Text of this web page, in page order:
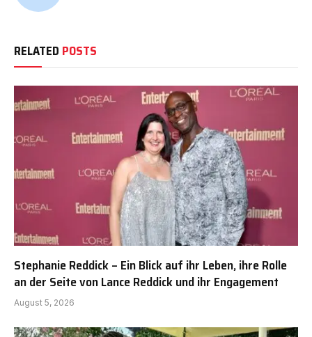
RELATED POSTS
Stephanie Reddick – Ein Blick auf ihr Leben, ihre Rolle
an der Seite von Lance Reddick und ihr Engagement
August 5, 2026